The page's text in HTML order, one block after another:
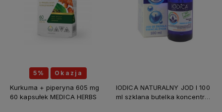
5% Okazja
Kurkuma + piperyna 605 mg
60 kapsułek MEDICA HERBS
IODICA NATURALNY JOD I 100
ml szklana butelka koncentrat